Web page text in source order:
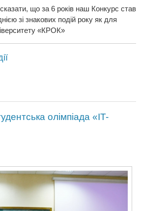
що за 6 років наш Конкурс став
зі знакових подій року як для
«КРОК»
олімпіада «IT-